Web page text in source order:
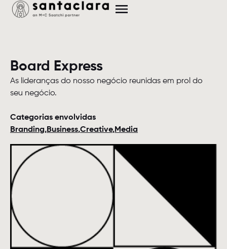
Board Express
As lideranças do nosso negócio reunidas em prol do
seu negócio.
Categorias envolvidas
Branding Business Creative Media